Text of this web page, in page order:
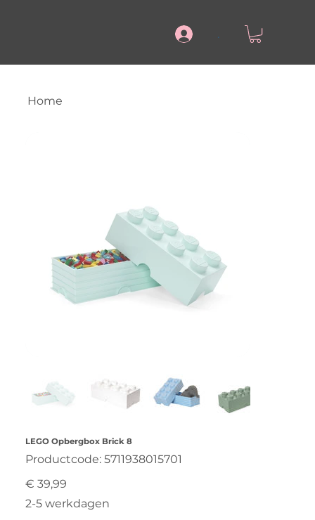
.
Home
LEGO Opbergbox Brick 8
Productcode: Productcode
5711938015701
5711938015701
Prijs
€ 39,99
2-5 werkdagen